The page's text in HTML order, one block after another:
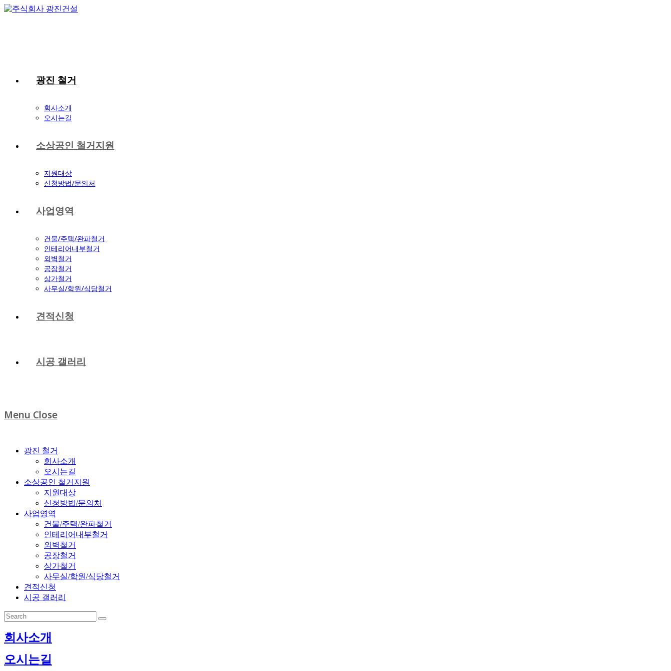
Skip
광진 철거
회사소개
오시는길
소상공인 철거지원
지원대상
신청방법/문의처
사업영역
건물/주택/완파철거
인테리어내부철거
외벽철거
공장철거
상가철거
사무실/학원/식당철거
견적신청
시공 갤러리
Menu Close
광진 철거
회사소개
오시는길
소상공인 철거지원
지원대상
신청방법/문의처
사업영역
건물/주택/완파철거
인테리어내부철거
외벽철거
공장철거
상가철거
사무실/학원/식당철거
견적신청
시공 갤러리
회사소개
오시는길